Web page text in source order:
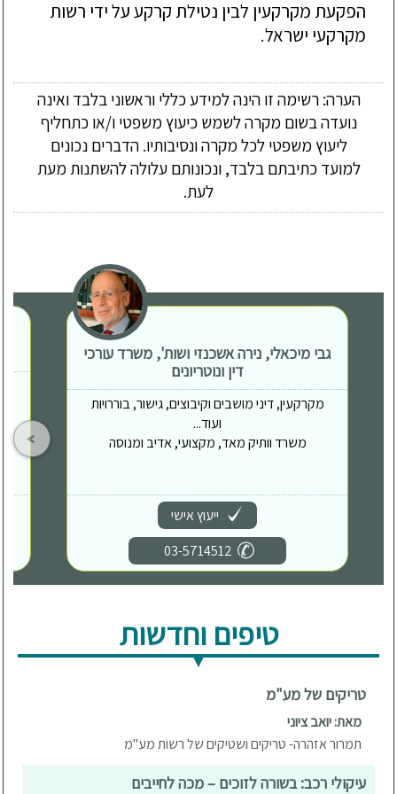
מקרקעי ישראל.
הערה: רשימה זו הינה למידע כללי וראשוני בלבד ואינה
נועדה בשום מקרה לשמש כיעוץ משפטי ו/או כתחליף
ליעוץ משפטי לכל מקרה ונסיבותיו. הדברים נכונים
למועד כתיבתם בלבד, ונכונותם עלולה להשתנות מעת
לעת.
גבי מיכאלי, נירה אשכנזי ושות', משרד עורכי
דין ונוטריונים
מקרקעין, דיני מושבים וקיבוצים, גישור, בוררויות
ועוד...
משרד וותיק מאד, מקצועי, אדיב ומנוסה
ייעוץ אישי
03-5714512
טיפים וחדשות
טריקים של מע"מ
מאת: יואב ציוני
תמרור אזהרה- טריקים ושטיקים של רשות מע"מ
עיקולי רכב: בשורה לזוכים – מכה לחייבים